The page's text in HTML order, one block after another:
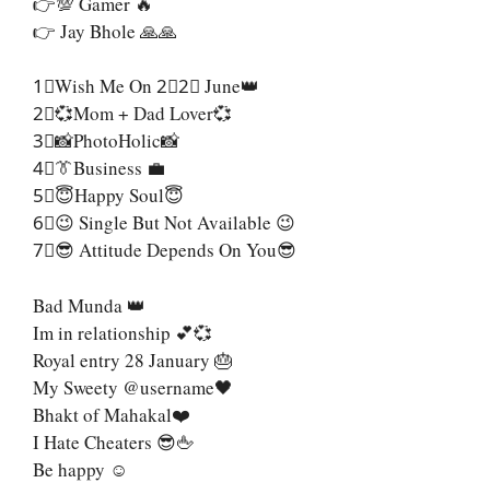
👉 Jay Bhole 🙏🙏
1⃣Wish Me On 2⃣2⃣ June👑
2⃣💞Mom + Dad Lover💞
3⃣📸PhotoHolic📸
4⃣👔Business 💼
5⃣😇Happy Soul😇
6⃣😉 Single But Not Available 😉
7⃣😎 Attitude Depends On You😎
Bad Munda 👑
Im in relationship 💕💞
Royal entry 28 January 🎂
My Sweety @username🖤
Bhakt of Mahakal❤️
I Hate Cheaters 😎🖕
Be happy ☺️